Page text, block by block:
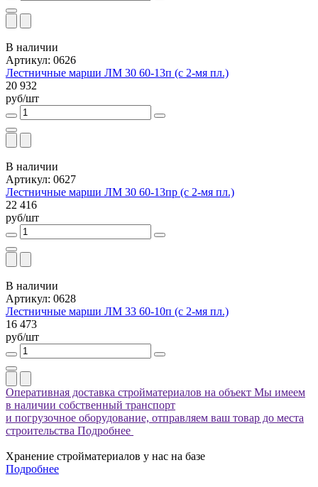
В наличии
Артикул: 0626
Лестничные марши ЛМ 30 60-13п (с 2-мя пл.)
20 932
руб/шт
В наличии
Артикул: 0627
Лестничные марши ЛМ 30 60-13пр (с 2-мя пл.)
22 416
руб/шт
В наличии
Артикул: 0628
Лестничные марши ЛМ 33 60-10п (с 2-мя пл.)
16 473
руб/шт
Оперативная доставка стройматериалов на объект Мы имеем
в наличии собственный транспорт
и погрузочное оборудование, отправляем ваш товар до места
строительства Подробнее
Хранение стройматериалов у нас на базе
Подробнее